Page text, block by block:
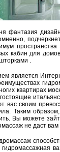
фантазия
кабин для
.
является
квартирах
вас своим
Таким
Вы можете
не даст